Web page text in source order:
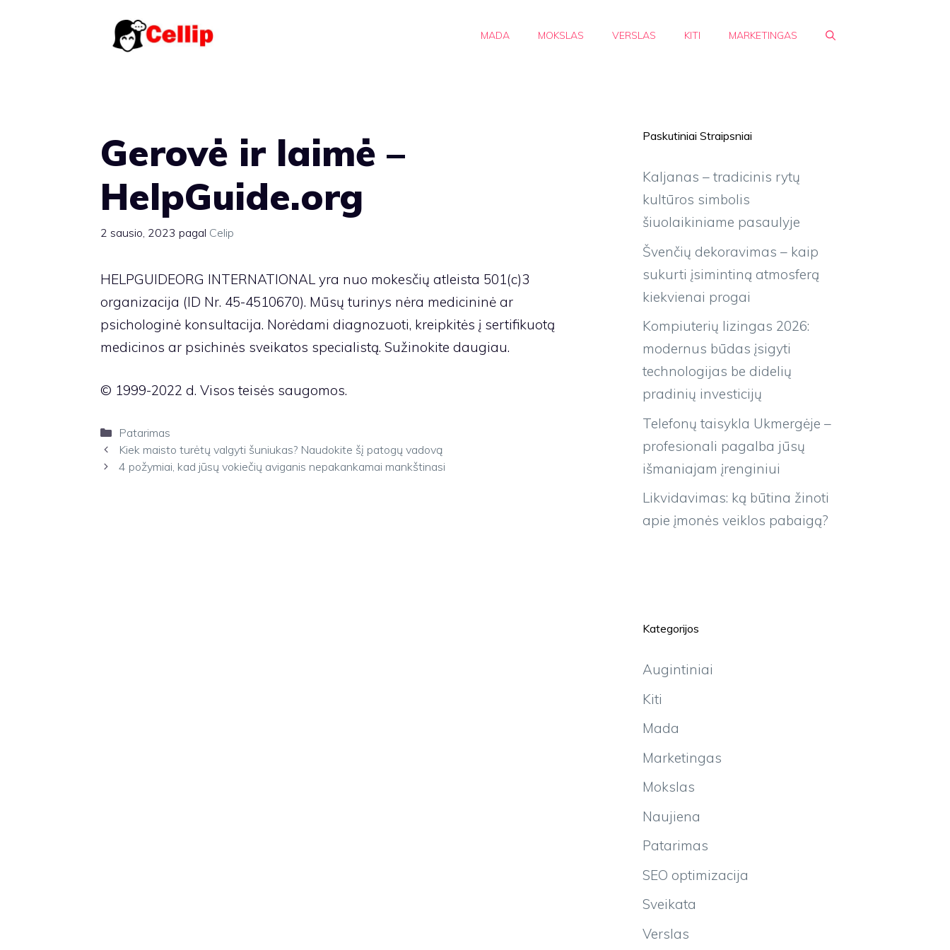
MADA MOKSLAS VERSLAS KITI MARKETINGAS
Gerovė ir laimė –
HelpGuide.org
2 sausio, 2023 pagal Celip
HELPGUIDEORG INTERNATIONAL yra nuo mokesčių atleista 501(c)3
organizacija (ID Nr. 45-4510670). Mūsų turinys nėra medicininė ar
psichologinė konsultacija. Norėdami diagnozuoti, kreipkitės į sertifikuotą
medicinos ar psichinės sveikatos specialistą. Sužinokite daugiau.
© 1999-2022 d. Visos teisės saugomos.
Kategorijos
Patarimas
Kiek maisto turėtų valgyti šuniukas? Naudokite šį patogų vadovą
4 požymiai, kad jūsų vokiečių aviganis nepakankamai mankštinasi
Paskutiniai Straipsniai
Kaljanas – tradicinis rytų
kultūros simbolis
šiuolaikiniame pasaulyje
Švenčių dekoravimas – kaip
sukurti įsimintiną atmosferą
kiekvienai progai
Kompiuterių lizingas 2026:
modernus būdas įsigyti
technologijas be didelių
pradinių investicijų
Telefonų taisykla Ukmergėje –
profesionali pagalba jūsų
išmaniajam įrenginiui
Likvidavimas: ką būtina žinoti
apie įmonės veiklos pabaigą?
Kategorijos
Augintiniai
Kiti
Mada
Marketingas
Mokslas
Naujiena
Patarimas
SEO optimizacija
Sveikata
Verslas